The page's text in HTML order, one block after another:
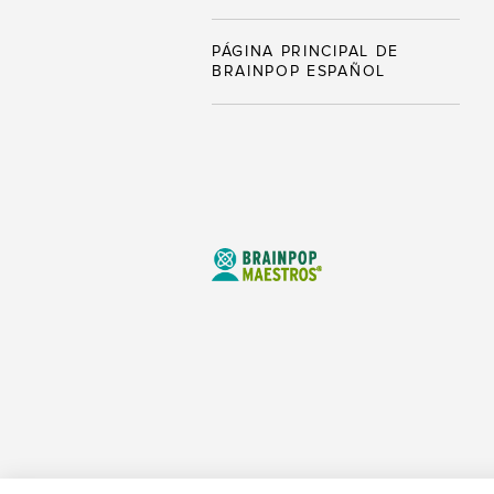
PÁGINA PRINCIPAL DE
BRAINPOP ESPAÑOL